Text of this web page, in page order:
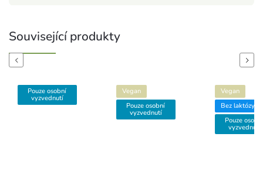
Související produkty
Previous
Pouze osobní
vyzvednutí
Vegan
Pouze osobní
vyzvednutí
Vegan
Bez laktózy
Pouze
vyzvednutí
Next